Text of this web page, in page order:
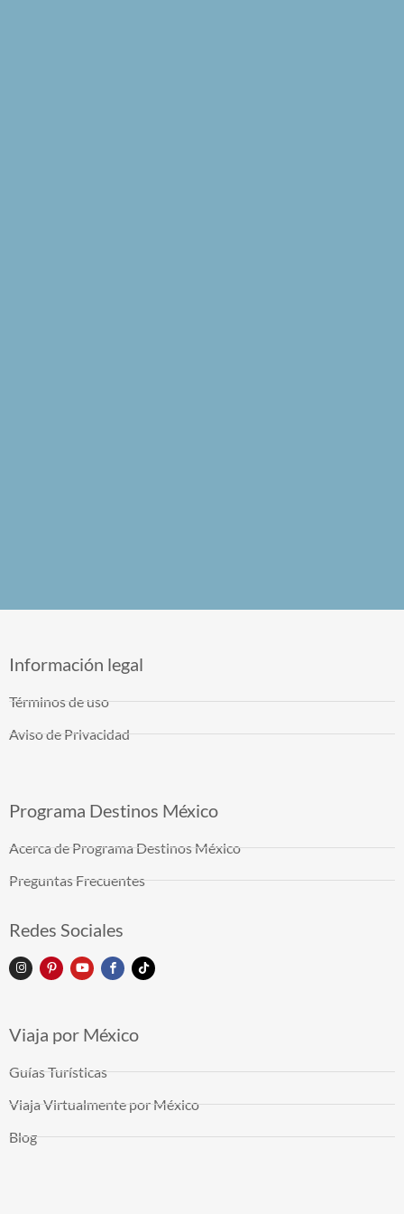
Información legal
Términos de uso
Aviso de Privacidad
Programa Destinos México
Acerca de Programa Destinos México
Preguntas Frecuentes
Redes Sociales
Viaja por México
Guías Turísticas
Viaja Virtualmente por México
Blog